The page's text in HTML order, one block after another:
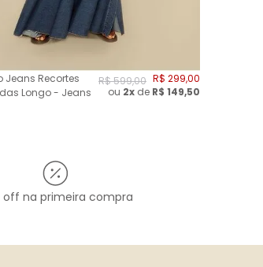
Jeans Recortes
Longo - Jeans
R$599,00 R$ 299,00
ou 2x de R$ 149,50
off na primeira compra